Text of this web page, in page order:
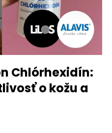
Chlórhexidín:
o kožu a